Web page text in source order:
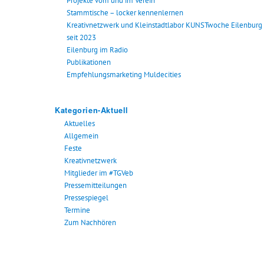
Stammtische – locker kennenlernen
Kreativnetzwerk und Kleinstadtlabor KUNSTwoche Eilenburg
seit 2023
Eilenburg im Radio
Publikationen
Empfehlungsmarketing Muldecities
Kategorien-Aktuell
Aktuelles
Allgemein
Feste
Kreativnetzwerk
Mitglieder im #TGVeb
Pressemitteilungen
Pressespiegel
Termine
Zum Nachhören